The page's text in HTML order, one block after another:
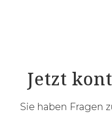
Jetzt
Sie haben Fragen